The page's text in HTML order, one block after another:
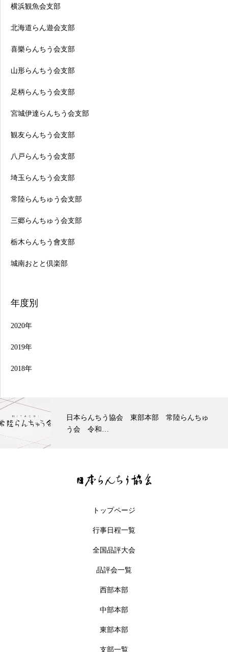
横浜観魚会支部
北海道らん遊会支部
喜樂らんちう会支部
山形らんちう会支部
足柄らんちう会支部
宮城伊達らんちう会支部
観友らんちう会支部
八戸らんちう会支部
埼玉らんちう会支部
常陸らんちゅう会支部
三郷らんちゅう会支部
栃木らんちう會支部
城南おとと倶楽部
年度別
2020年
2019年
2018年
【喜楽らんちゅう会】令和八年度 第３回研
究会 日本…
トップページ
行事日程一覧
全国品評大会
品評会一覧
西部本部
中部本部
東部本部
支部一覧